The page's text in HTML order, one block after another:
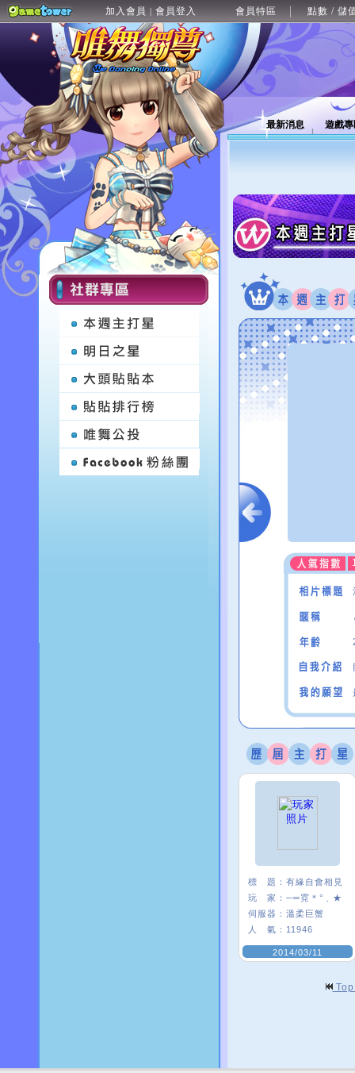
加入會員 | 會員登入 會員特區 點數 / 儲
最新消息 遊戲
標 題： 有緣自會相見
玩 家： ─═霓＊°﹑★
伺服器： 溫柔巨蟹
人 氣： 11946
2014/03/11